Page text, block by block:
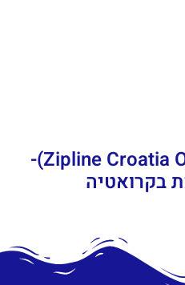
אומגה באומיש (Zipline Croatia Omiš)-
בקרואטיה